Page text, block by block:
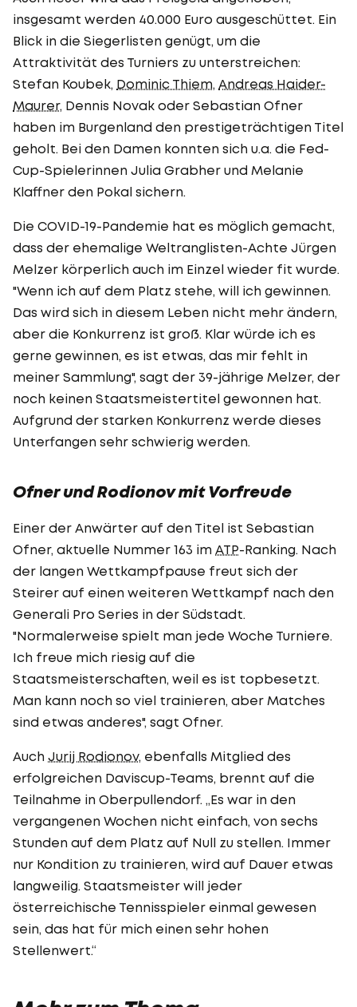
insgesamt werden 40.000 Euro ausgeschüttet. Ein
Blick in die Siegerlisten genügt, um die
Attraktivität des Turniers zu unterstreichen:
Stefan Koubek, Dominic Thiem, Andreas Haider-
Maurer, Dennis Novak oder Sebastian Ofner
haben im Burgenland den prestigeträchtigen Titel
geholt. Bei den Damen konnten sich u.a. die Fed-
Cup-Spielerinnen Julia Grabher und Melanie
Klaffner den Pokal sichern.
Die COVID-19-Pandemie hat es möglich gemacht,
dass der ehemalige Weltranglisten-Achte Jürgen
Melzer körperlich auch im Einzel wieder fit wurde.
"Wenn ich auf dem Platz stehe, will ich gewinnen.
Das wird sich in diesem Leben nicht mehr ändern,
aber die Konkurrenz ist groß. Klar würde ich es
gerne gewinnen, es ist etwas, das mir fehlt in
meiner Sammlung", sagt der 39-jährige Melzer, der
noch keinen Staatsmeistertitel gewonnen hat.
Aufgrund der starken Konkurrenz werde dieses
Unterfangen sehr schwierig werden.
Ofner und Rodionov mit Vorfreude
Einer der Anwärter auf den Titel ist Sebastian
Ofner, aktuelle Nummer 163 im ATP-Ranking. Nach
der langen Wettkampfpause freut sich der
Steirer auf einen weiteren Wettkampf nach den
Generali Pro Series in der Südstadt.
"Normalerweise spielt man jede Woche Turniere.
Ich freue mich riesig auf die
Staatsmeisterschaften, weil es ist topbesetzt.
Man kann noch so viel trainieren, aber Matches
sind etwas anderes", sagt Ofner.
Auch Jurij Rodionov, ebenfalls Mitglied des
erfolgreichen Daviscup-Teams, brennt auf die
Teilnahme in Oberpullendorf. „Es war in den
vergangenen Wochen nicht einfach, von sechs
Stunden auf dem Platz auf Null zu stellen. Immer
nur Kondition zu trainieren, wird auf Dauer etwas
langweilig. Staatsmeister will jeder
österreichische Tennisspieler einmal gewesen
sein, das hat für mich einen sehr hohen
Stellenwert.“